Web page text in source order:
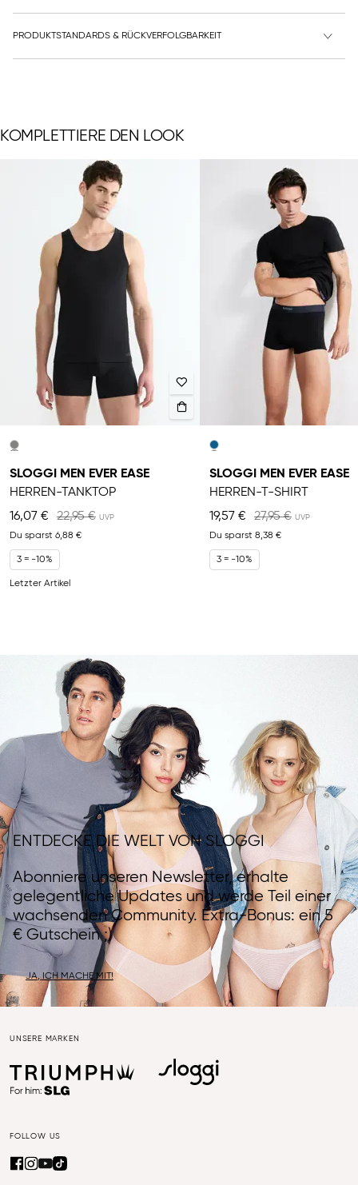
PRODUKTSTANDARDS & RÜCKVERFOLGBARKEIT
KOMPLETTIERE DEN LOOK
SLOGGI MEN EVER EASE
HERREN-TANKTOP
16,07 €
22,95 €
Du sparst 6,88 €
3 = -10%
Letzter Artikel
SLOGGI MEN EVER EASE
HERREN-T-SHIRT
19,57 €
27,95 €
Du sparst 8,38 €
3 = -10%
ENTDECKE DIE WELT VON SLOGGI
Abonniere unseren Newsletter, erhalte
gelegentliche Updates und werde Teil einer
wachsenden Community. Extra-Bonus: ein 5
€ Gutschein ;)
JA, ICH MACHE MIT!
UNSERE MARKEN
FOLLOW US